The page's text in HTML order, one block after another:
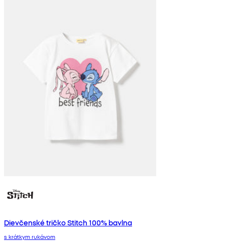
Dievčenské tričko Stitch 100% bavlna
s krátkym rukávom